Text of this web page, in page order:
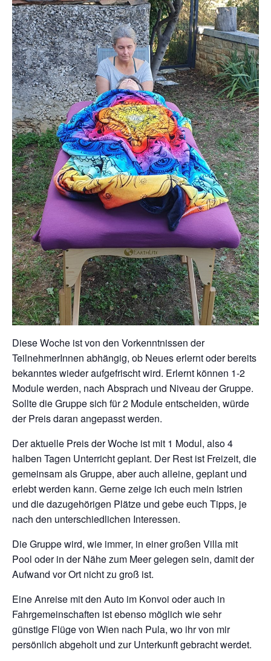
Diese Woche ist von den Vorkenntnissen der
TeilnehmerInnen abhängig, ob Neues erlernt oder bereits
bekanntes wieder aufgefrischt wird. Erlernt können 1-2
Module werden, nach Absprach und Niveau der Gruppe.
Sollte die Gruppe sich für 2 Module entscheiden, würde
der Preis daran angepasst werden.
Der aktuelle Preis der Woche ist mit 1 Modul, also 4
halben Tagen Unterricht geplant. Der Rest ist Freizeit, die
gemeinsam als Gruppe, aber auch alleine, geplant und
erlebt werden kann. Gerne zeige ich euch mein Istrien
und die dazugehörigen Plätze und gebe euch Tipps, je
nach den unterschiedlichen Interessen.
Die Gruppe wird, wie immer, in einer großen Villa mit
Pool oder in der Nähe zum Meer gelegen sein, damit der
Aufwand vor Ort nicht zu groß ist.
Eine Anreise mit den Auto im Konvoi oder auch in
Fahrgemeinschaften ist ebenso möglich wie sehr
günstige Flüge von Wien nach Pula, wo ihr von mir
persönlich abgeholt und zur Unterkunft gebracht werdet.